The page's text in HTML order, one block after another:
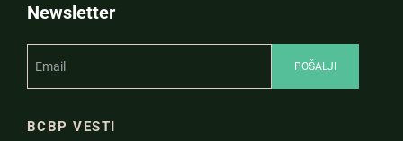
Newsletter
BCBP VESTI